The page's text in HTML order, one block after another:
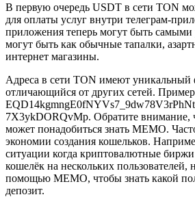
В первую очередь USDT в сети TON
для оплаты услуг внутри телеграм-
приложения теперь могут быть
могут быть как обычные тапалки,
интернет магазины.
Адреса в сети TON имеют уникальный
отличающийся от других сетей.
7X3ykDORQvMp. Обратите внимание,
может понадобиться знать MEMO.
экономии создания кошельков.
ситуации когда криптовалютные
кошелёк на нескольких пользователей,
помощью MEMO, чтобы знать какой
депозит.